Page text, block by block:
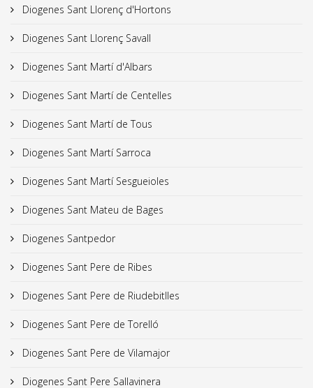
Diogenes Sant Llorenç d'Hortons
Diogenes Sant Llorenç Savall
Diogenes Sant Martí d'Albars
Diogenes Sant Martí de Centelles
Diogenes Sant Martí de Tous
Diogenes Sant Martí Sarroca
Diogenes Sant Martí Sesgueioles
Diogenes Sant Mateu de Bages
Diogenes Santpedor
Diogenes Sant Pere de Ribes
Diogenes Sant Pere de Riudebitlles
Diogenes Sant Pere de Torelló
Diogenes Sant Pere de Vilamajor
Diogenes Sant Pere Sallavinera